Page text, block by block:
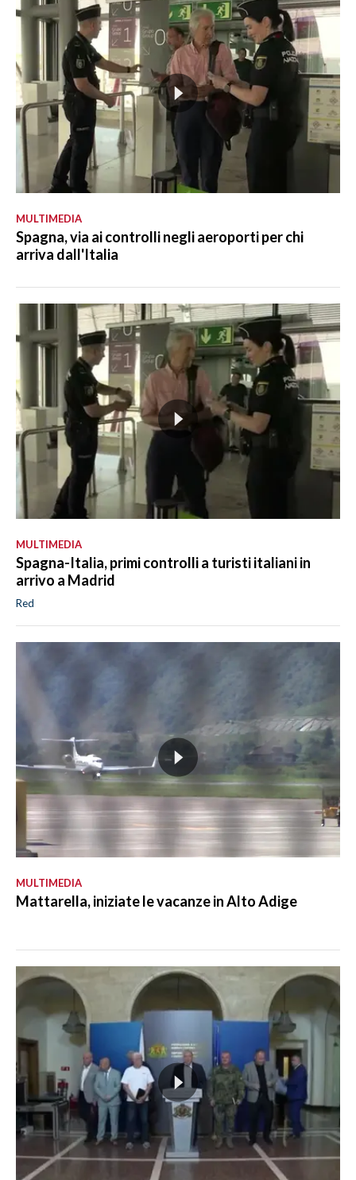
MULTIMEDIA
Spagna, via ai controlli negli aeroporti per chi
arriva dall'Italia
MULTIMEDIA
Spagna-Italia, primi controlli a turisti italiani in
arrivo a Madrid
Red
MULTIMEDIA
Mattarella, iniziate le vacanze in Alto Adige